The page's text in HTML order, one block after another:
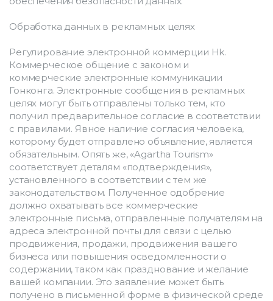
Обработка данных в рекламных целях
Регулирование электронной коммерции Hk.
Коммерческое общение с законом и
коммерческие электронные коммуникации
Гонконга. Электронные сообщения в рекламных
целях могут быть отправлены только тем, кто
получил предварительное согласие в соответствии
с правилами. Явное наличие согласия человека,
которому будет отправлено объявление, является
обязательным. Опять же, «Agartha Tourism»
соответствует деталям «подтверждения»,
установленного в соответствии с тем же
законодательством. Полученное одобрение
должно охватывать все коммерческие
электронные письма, отправленные получателям на
адреса электронной почты для связи с целью
продвижения, продажи, продвижения вашего
бизнеса или повышения осведомленности о
содержании, таком как празднование и желание
вашей компании. Это заявление может быть
получено в письменной форме в физической среде